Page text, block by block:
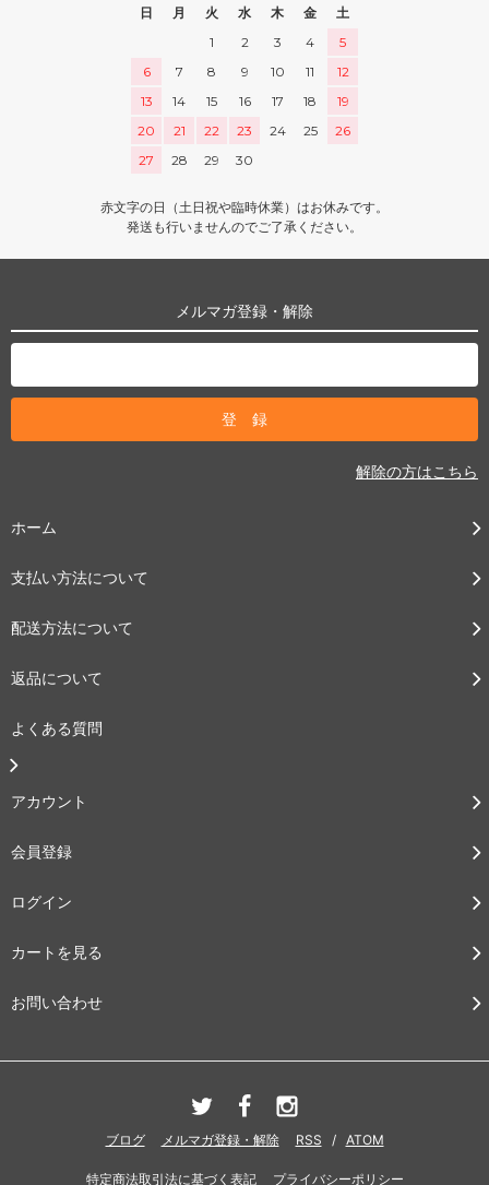
日
月 火 水 木 金
土
1
2 3 4
5
6
7 8 9 10 11
12
13
14 15 16 17 18
19
20
21 22 23 24 25
26
27
28 29 30
赤文字の日（土日祝や臨時休業）はお休みです。
発送も行いませんのでご了承ください。
メルマガ登録・解除
解除の方はこちら
ホーム
支払い方法について
配送方法について
返品について
よくある質問
アカウント
会員登録
ログイン
カートを見る
お問い合わせ
ブログ メルマガ登録・解除 RSS / ATOM
特定商法取引法に基づく表記 プライバシーポリシー